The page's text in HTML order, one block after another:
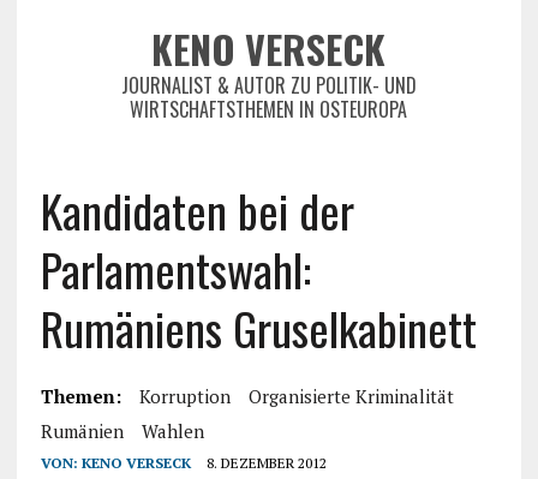
KENO VERSECK
JOURNALIST & AUTOR ZU POLITIK- UND
WIRTSCHAFTSTHEMEN IN OSTEUROPA
Kandidaten bei der
Parlamentswahl:
Rumäniens Gruselkabinett
Themen: Korruption
Organisierte Kriminalität
Rumänien
Wahlen
VON: KENO VERSECK 8. DEZEMBER 2012